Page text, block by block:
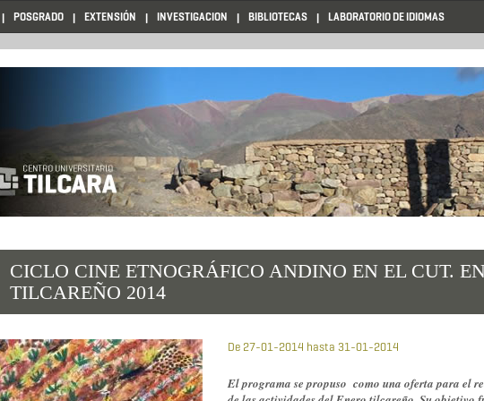
POSGRADO EXTENSIÓN INVESTIGACION BIBLIOTECAS LABORATORIO DE IDIOMAS
CICLO CINE ETNOGRÁFICO ANDINO EN EL CUT.
TILCAREÑO 2014
De 27-01-2014 hasta 31-01-2014
El programa se propuso como una oferta para el